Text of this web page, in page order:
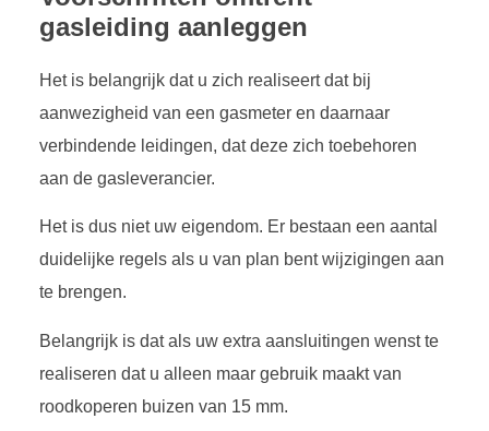
gasleiding aanleggen
Het is belangrijk dat u zich realiseert dat bij
aanwezigheid van een gasmeter en daarnaar
verbindende leidingen, dat deze zich toebehoren
aan de gasleverancier.
Het is dus niet uw eigendom. Er bestaan een aantal
duidelijke regels als u van plan bent wijzigingen aan
te brengen.
Belangrijk is dat als uw extra aansluitingen wenst te
realiseren dat u alleen maar gebruik maakt van
roodkoperen buizen van 15 mm.